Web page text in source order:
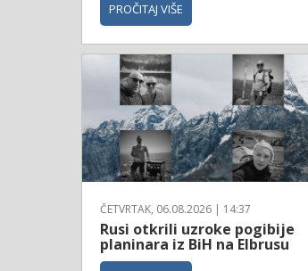
PROČITAJ VIŠE
ČETVRTAK, 06.08.2026 | 14:37
Rusi otkrili uzroke pogibije
planinara iz BiH na Elbrusu